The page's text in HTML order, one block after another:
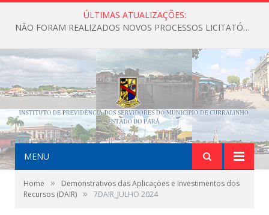
ÚLTIMAS ATUALIZAÇÕES:
NÃO FORAM REALIZADOS NOVOS PROCESSOS LICITATÓRIOS ATÉ O MOMENTO DO ANO DE 2026
MENU
Home »
Demonstrativos das Aplicações e Investimentos dos
Recursos (DAIR) » 7DAIR_JULHO 2024